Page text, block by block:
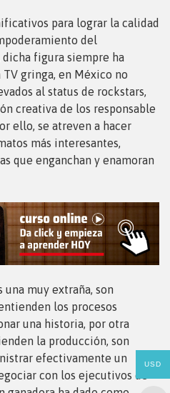
para lograr la calidad
del
figura siempre ha
gringa, en México no
al status de rockstars,
creativa de los responsable
ello, se atreven a hacer
más interesantes,
que enganchan y enamoran
una muy extraña, son
los procesos
una historia, por otra
la producción, son
efectivamente un
con los ejecutivos de
USD